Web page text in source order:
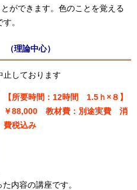
ができます。色のことを覚える
。
理論中心）
しております
【所要時間：12時間 1.5ｈ×８】
￥88,000 教材費：別途実費 消
費税込み
内容の講座です。